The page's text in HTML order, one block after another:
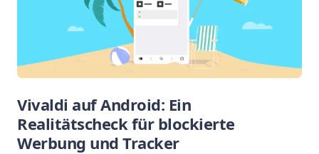
Vivaldi auf Android: Ein
Realitätscheck für blockierte
Werbung und Tracker